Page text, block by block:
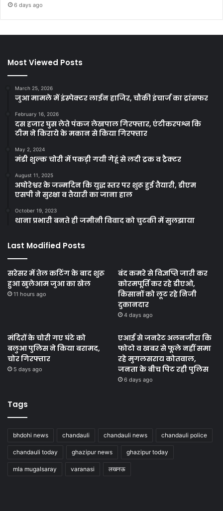
6 days ago
Most Viewed Posts
March 25, 2026
जुआ मामले में इंस्पेक्टर लाईन हाजिर, चौकी इंचार्ज का ट्रांसफर
February 16, 2026
दस हजार घुस लेते पंकज लेखपाल गिरफ्तार, एंटीकरपश्न कि
टीम ने किराये के मकान से किया गिरफ्तार
May 2, 2024
मंडी शुल्क चोरी में पकड़ी गयी गेहूं से लदी ट्रक व ट्रैक्टर
August 11, 2025
अघोरेश्वर के जन्मदिन कि युद्ध स्तर पर शुरू हुई तैयारी, डीएम
एसपी ने सुरक्षा व तैयारी का जाना हाल
October 19, 2023
थाना प्रभारी बनते ही जमीनी विवाद को चुटकी में सुलझाया
Last Modified Posts
सरेसर में तेल कटिंग के बाद शुरू
हुआ खुलेआम जुआ का खेल
11 hours ago
बंद कमरे से विज्ञप्ति जारी कर
कोरमपूर्ति कर रहे डीएओ,
किसानों को लूट रहे निजी
दुकानदार
4 days ago
मंदिरों के चोरी गए घंटे को
बलुआ पुलिस ने किया बरामद,
चोर गिरफ्तार
5 days ago
एआई से जनरेट अलनजीरा कि
फोटो व खबर से फूले नहीं समा
रहे मुगलसराय कोतवाल,
जनता के बीच पिट रही पुलिस
6 days ago
Tags
bhdohi news chandauli chandauli news chandauli police
chandauli today ghazipur news ghazipur today
mla mugalsaray varanasi लखनऊ